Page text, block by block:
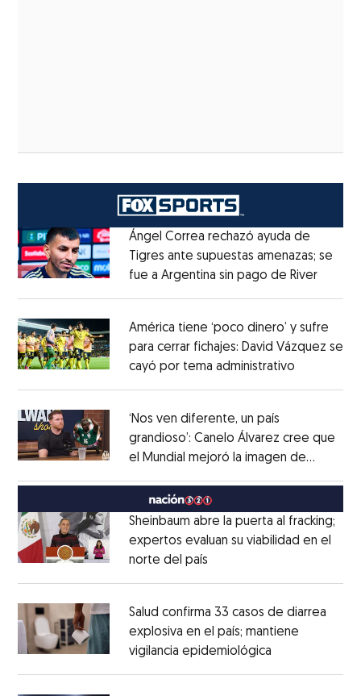
Ángel Correa rechazó ayuda de
Tigres ante supuestas amenazas; se
fue a Argentina sin pago de RiverOpens
América tiene ‘poco dinero’ y sufre
para cerrar fichajes: David Vázquez se
cayó por tema administrativo
‘Nos ven diferente, un país
grandioso’: Canelo Álvarez cree que
el Mundial mejoró la imagen de
Sheinbaum abre la puerta al fracking;
expertos evaluan su viabilidad en el
norte del país
Salud confirma 33 casos de diarrea
explosiva en el país; mantiene
vigilancia epidemiológica